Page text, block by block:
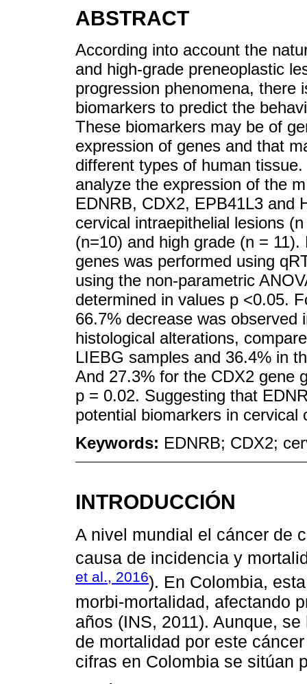
ABSTRACT
According into account the
and high-grade preneoplastic
progression phenomena, there
biomarkers to predict the
These biomarkers may be of
expression of genes and that
different types of human
analyze the expression of the
EDNRB, CDX2, EPB41L3 and
cervical intraepithelial lesions
(n=10) and high grade (n =
genes was performed using
using the non-parametric
determined in values p <0.05.
66.7% decrease was observed
histological alterations,
LIEBG samples and 36.4% in
And 27.3% for the CDX2 gene
p = 0.02. Suggesting that
potential biomarkers in cervical
Keywords: EDNRB; CDX2;
INTRODUCCIÓN
A nivel mundial el cáncer de
causa de incidencia y
et al., 2016). En Colombia,
morbi-mortalidad, afectando
años (INS, 2011). Aunque,
de mortalidad por este
cifras en Colombia se sitúan